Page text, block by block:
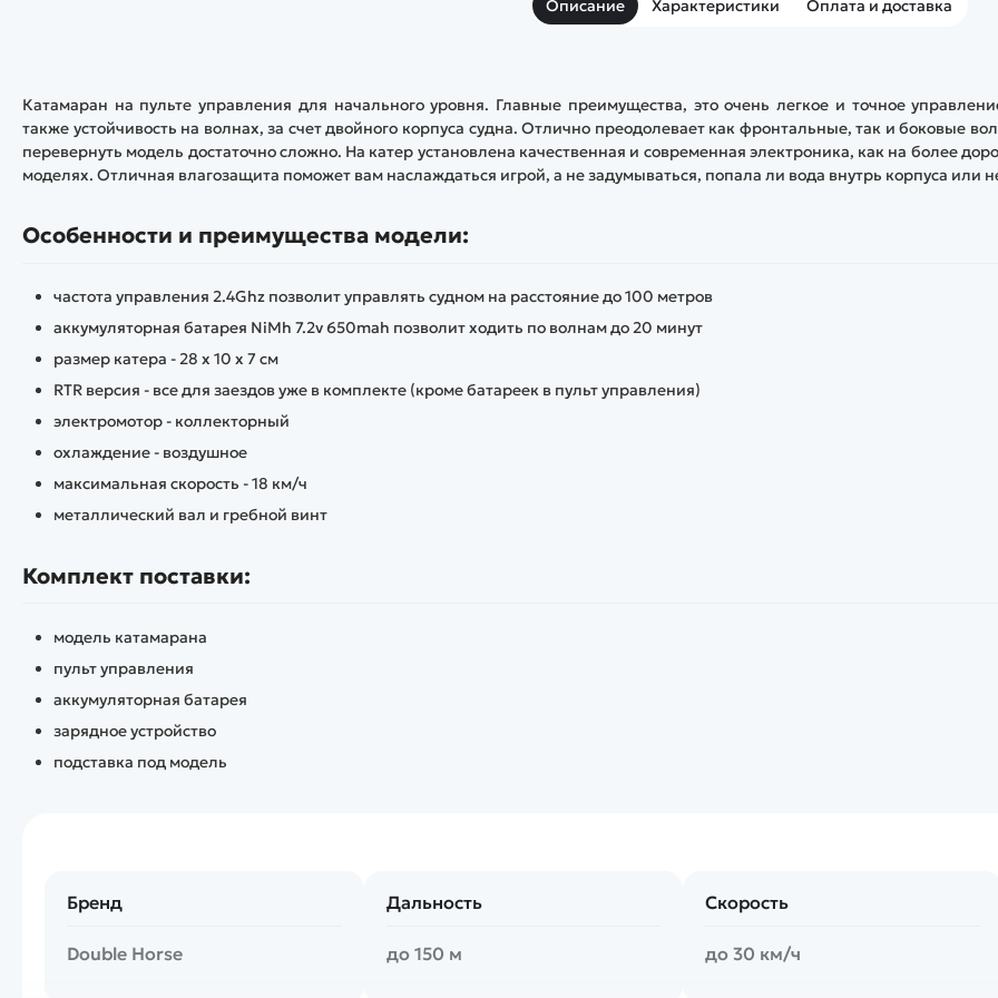
Описание Характеристики Оплата и доставка
Катамаран на пульте управления для начального уровня. Главные преимущества, это очень легкое и точное
также устойчивость на волнах, за счет двойного корпуса судна. Отлично преодолевает как фронтальные, так и боковые
перевернуть модель достаточно сложно. На катер установлена качественная и современная электроника, как на более
моделях. Отличная влагозащита поможет вам наслаждаться игрой, а не задумываться, попала ли вода внутрь корпуса или
Особенности и преимущества модели:
частота управления 2.4Ghz позволит управлять судном на расстояние до 100 метров
аккумуляторная батарея NiMh 7.2v 650mah позволит ходить по волнам до 20 минут
размер катера - 28 х 10 х 7 см
RTR версия - все для заездов уже в комплекте (кроме батареек в пульт управления)
электромотор - коллекторный
охлаждение - воздушное
максимальная скорость - 18 км/ч
металлический вал и гребной винт
Комплект поставки:
модель катамарана
пульт управления
аккумуляторная батарея
зарядное устройство
подставка под модель
Бренд
Double Horse
Дальность
до 150 м
Скорость
до 30 км/ч